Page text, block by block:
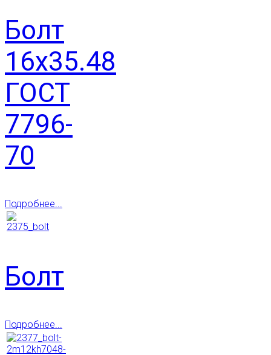
Болт
16х35.48
ГОСТ
7796-
70
Подробнее...
Болт
Подробнее...